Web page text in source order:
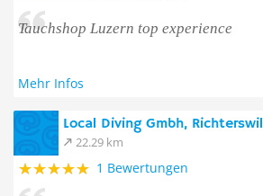
Tauchshop Luzern top experience
Mehr Infos
Local Diving Gmbh, Richterswil
22.29 km
1 Bewertungen